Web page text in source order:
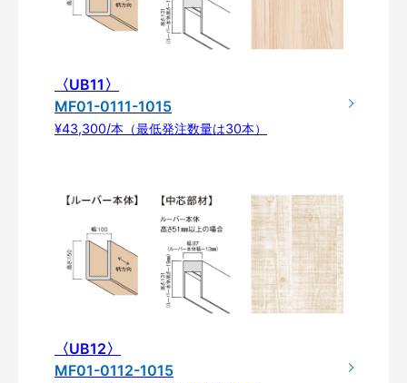
〈UB11〉
MF01-0111-1015
¥43,300/本（最低発注数量は30本）
〈UB12〉
MF01-0112-1015